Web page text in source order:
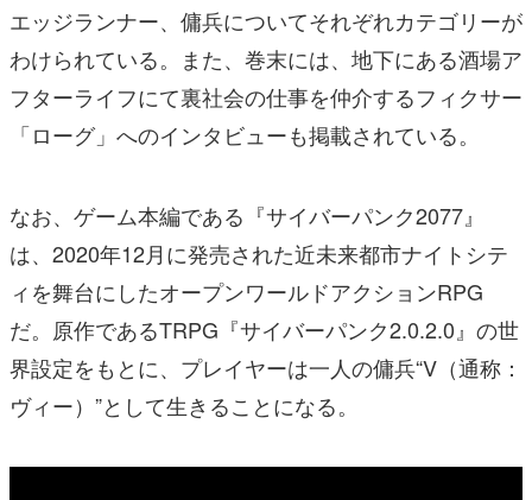
エッジランナー、傭兵についてそれぞれカテゴリーが
わけられている。また、巻末には、地下にある酒場ア
フターライフにて裏社会の仕事を仲介するフィクサー
「ローグ」へのインタビューも掲載されている。
なお、ゲーム本編である『サイバーパンク2077』
は、2020年12月に発売された近未来都市ナイトシテ
ィを舞台にしたオープンワールドアクションRPG
だ。原作であるTRPG『サイバーパンク2.0.2.0』の世
界設定をもとに、プレイヤーは一人の傭兵“V（通称：
ヴィー）”として生きることになる。